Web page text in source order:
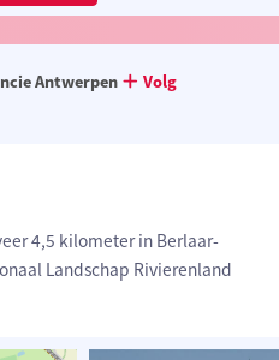
Antwerpen
Volg
4,5 kilometer in Berlaar-
Landschap Rivierenland